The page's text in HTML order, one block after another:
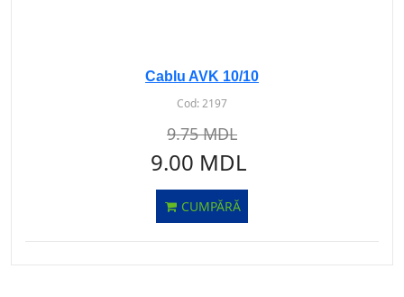
Cablu AVK 10/10
Cod:2197
9.75 MDL
9.00 MDL
CUMPĂRĂ